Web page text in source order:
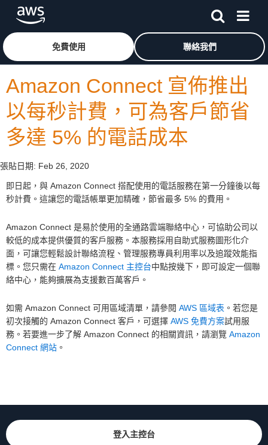
跳至主要內容按一下這裡可返回 Amazon Web Services 首頁
免費使用 聯絡我們
Amazon Connect 宣佈推出
以每秒計費，可為客戶節省
多達 5% 的電話成本
張貼日期: Feb 26, 2020
即日起，與 Amazon Connect 搭配使用的電話服務在第一分鐘後以每
秒計費。這讓您的電話帳單更加精確，節省最多 5% 的費用。
Amazon Connect 是易於使用的全通路雲端聯絡中心，可協助公司以
較低的成本提供優質的客戶服務。本服務採用自助式服務圖形化介
面，可讓您輕鬆設計聯絡流程、管理服務專員利用率以及追蹤效能指
標。您只需在 Amazon Connect 主控台中點按幾下，即可設定一個聯
絡中心，能夠擴展為支援數百萬客戶。
如需 Amazon Connect 可用區域清單，請參閱 AWS 區域表 。若您是
初次接觸的 Amazon Connect 客戶，可選擇 AWS 免費方案試用服
務。若要進一步了解 Amazon Connect 的相關資訊，請瀏覽 Amazon
Connect 網站 。
登入主控台